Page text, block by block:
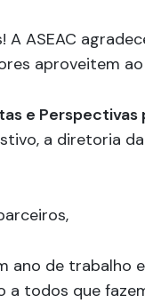
A ASEAC
aproveitem
e
a diretoria
ano de trabalho
todos que